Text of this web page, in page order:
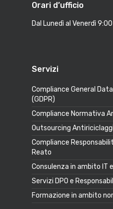
Orari d’ufficio
Dal Lunedì al Venerdì
Servizi
Compliance General
(GDPR)
Compliance Normativa
Outsourcing
Compliance
Reato
Consulenza in ambito IT
Servizi DPO e
Formazione in ambito